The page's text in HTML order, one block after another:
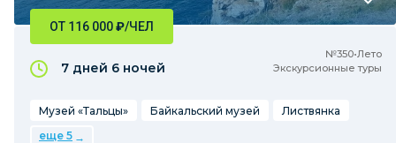
№350•Лето
Экскурсионные туры
ОТ 116 000₽/ЧЕЛ
7 дней 6 ночей
Музей «Тальцы» Байкальский музей
Листвянка
еще 5